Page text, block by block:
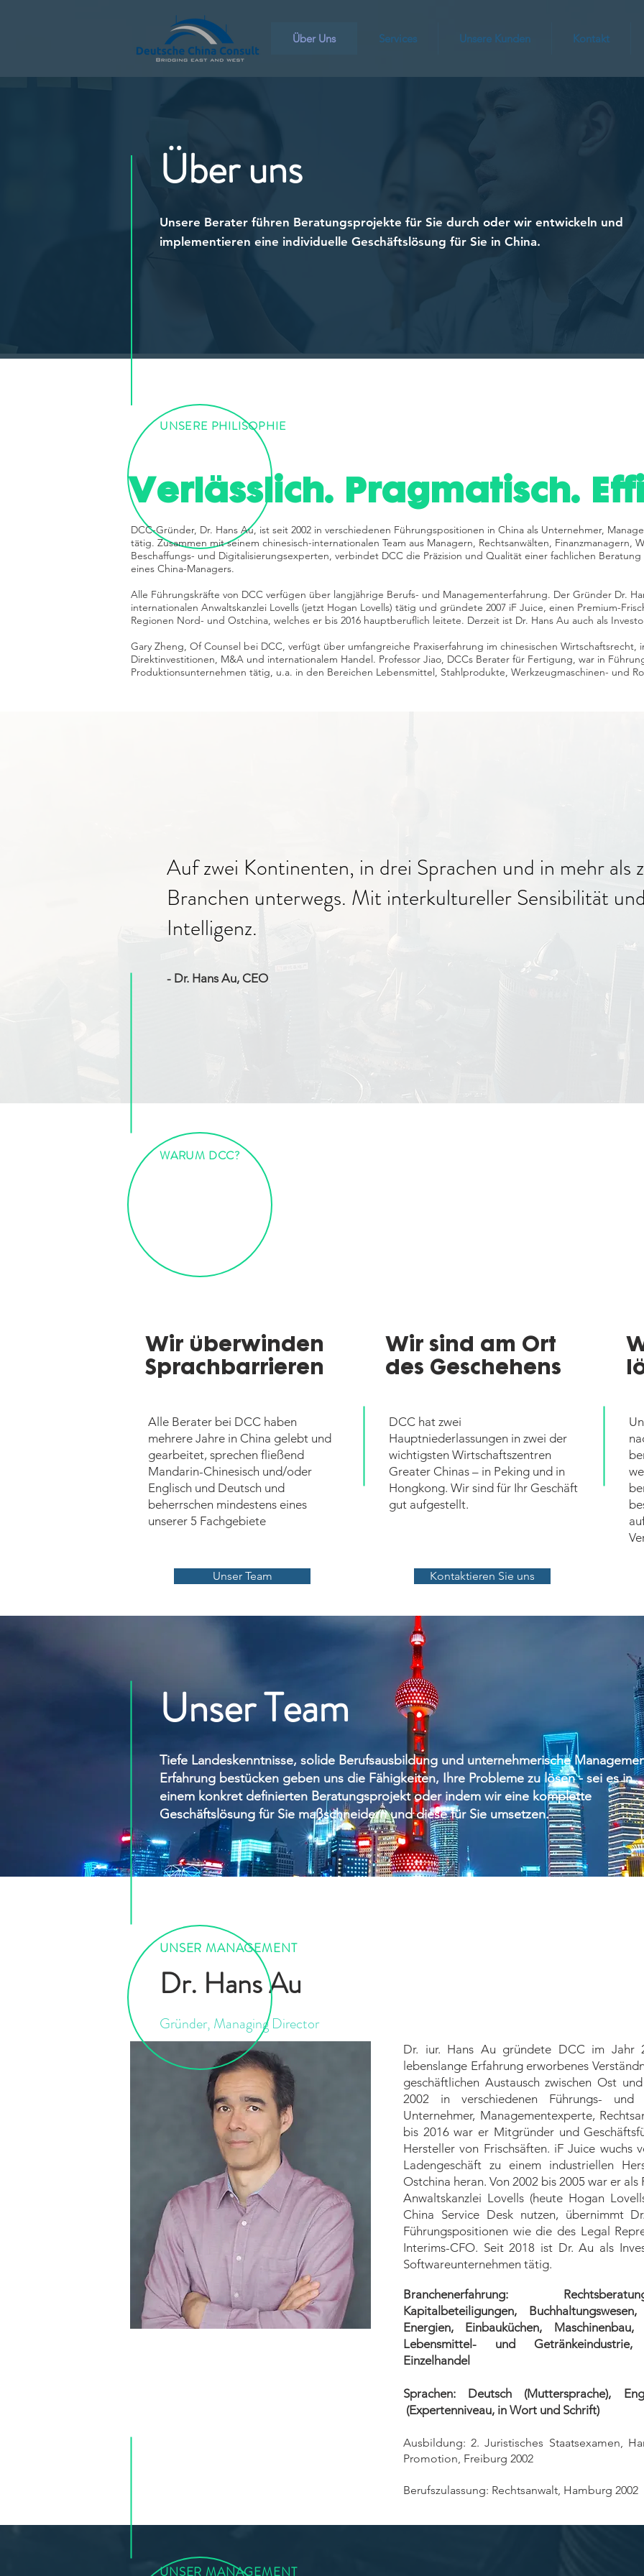
Über Uns Services Unsere Kunden Kontakt
Über uns
Unsere Berater führen Beratungsprojekte für Sie durch oder wir entwickeln und
implementieren eine individuelle Geschäftslösung für Sie in China.
UNSERE PHILISOPHIE
Verlässlich. Pragmatisch.
DCC-Gründer, Dr. Hans Au, ist seit 2002 in verschiedenen Führungspositionen in China als Unternehmer,
tätig. Zusammen mit seinem chinesisch-internationalen Team aus Managern, Rechtsanwälten, Finanzmanagern,
Beschaffungs- und Digitalisierungsexperten, verbindet DCC die Präzision und Qualität einer fachlichen
eines China-Managers.
Alle Führungskräfte von DCC verfügen über langjährige Berufs- und Managementerfahrung. Der Gründer Dr.
internationalen Anwaltskanzlei Lovells (jetzt Hogan Lovells) tätig und gründete 2007 iF Juice, einen Premium-
Regionen Nord- und Ostchina, welches er bis 2016 hauptberuflich leitete. Derzeit ist Dr. Hans Au auch als
Gary Zheng, Of Counsel bei DCC, verfügt über umfangreiche Praxiserfahrung im chinesischen Wirtschaftsrecht,
Direktinvestitionen, M&A und internationalem Handel. Professor Jiao, DCCs Berater für Fertigung, war in
Produktionsunternehmen tätig, u.a. in den Bereichen Lebensmittel, Stahlprodukte, Werkzeugmaschinen- und
Auf zwei Kontinenten, in drei Sprachen und in mehr als
Branchen unterwegs. Mit interkultureller Sensibilität
Intelligenz.
- Dr. Hans Au, CEO
WARUM DCC?
Wir überwinden
Sprachbarrieren
Wir sind am Ort
des Geschehens
Alle Berater bei DCC haben
mehrere Jahre in China gelebt und
gearbeitet, sprechen fließend
Mandarin-Chinesisch und/oder
Englisch und Deutsch und
beherrschen mindestens eines
unserer 5 Fachgebiete
DCC hat zwei
Hauptniederlassungen in zwei der
wichtigsten Wirtschaftszentren
Greater Chinas – in Peking und in
Hongkong. Wir sind für Ihr Geschäft
gut aufgestellt.
Unser Team Kontaktieren Sie uns
blend of deep country knowledge, solid professional training, the experience of
running a Chinese businesses and battling in Chinese courts that we apply to solve
client problems. In this way, we link the strengths of classical consulting and those of
a manager to help the client.
Unser Team
Tiefe Landeskenntnisse, solide Berufsausbildung und unternehmerische
Erfahrung bestücken geben uns die Fähigkeiten, Ihre Probleme zu lösen - sei es in
einem konkret definierten Beratungsprojekt oder indem wir eine komplette
Geschäftslösung für Sie maßschneidern und diese für Sie umsetzen.
Dr. iur. Hans Au gründete DCC im Jahr
lebenslange Erfahrung erworbenes
geschäftlichen Austausch zwischen Ost
2002 in verschiedenen Führungs-
Unternehmer, Managementexperte,
bis 2016 war er Mitgründer und
Hersteller von Frischsäften. iF Juice
Ladengeschäft zu einem industriellen
Ostchina heran. Von 2002 bis 2005 war er
Anwaltskanzlei Lovells (heute Hogan
China Service Desk nutzen, übernimmt
Führungspositionen wie die des Legal
Interims-CFO. Seit 2018 ist Dr. Au als
Softwareunternehmen tätig.
Branchenerfahrung:
Kapitalbeteiligungen,
Energien, Einbauküchen,
Lebensmittel- und Getränkeindustrie,
Einzelhandel
​Sprachen: Deutsch (Muttersprache),
(Expertenniveau, in Wort und Schrift)
​Ausbildung: 2. Juristisches Staatsexamen,
Promotion, Freiburg 2002
Berufszulassung: Rechtsanwalt, Hamburg 2002
Dr. Hans Au
Gründer, Managing Director
UNSER MANAGEMENT
UNSER MANAGEMENT